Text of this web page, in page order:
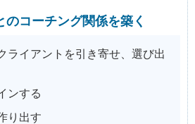
のコーチング関係を築く
ライアントを引き寄せ、選び出
ンする
り出す